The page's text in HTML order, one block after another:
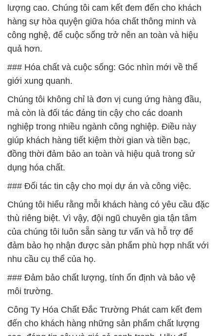
lượng cao. Chúng tôi cam kết đem đến cho khách
hàng sự hòa quyện giữa hóa chất thông minh và
công nghệ, để cuộc sống trở nên an toàn và hiệu
quả hơn.
### Hóa chất và cuộc sống: Góc nhìn mới về thế
giới xung quanh.
Chúng tôi không chỉ là đơn vị cung ứng hàng đầu,
mà còn là đối tác đáng tin cậy cho các doanh
nghiệp trong nhiều ngành công nghiệp. Điều này
giúp khách hàng tiết kiệm thời gian và tiền bạc,
đồng thời đảm bảo an toàn và hiệu quả trong sử
dụng hóa chất.
### Đối tác tin cậy cho mọi dự án và công việc.
Chúng tôi hiểu rằng mỗi khách hàng có yêu cầu đặc
thù riêng biệt. Vì vậy, đội ngũ chuyên gia tận tâm
của chúng tôi luôn sẵn sàng tư vấn và hỗ trợ để
đảm bảo họ nhận được sản phẩm phù hợp nhất với
nhu cầu cụ thể của họ.
### Đảm bảo chất lượng, tính ổn định và bảo vệ
môi trường.
Công Ty Hóa Chất Đắc Trường Phát cam kết đem
đến cho khách hàng những sản phẩm chất lượng